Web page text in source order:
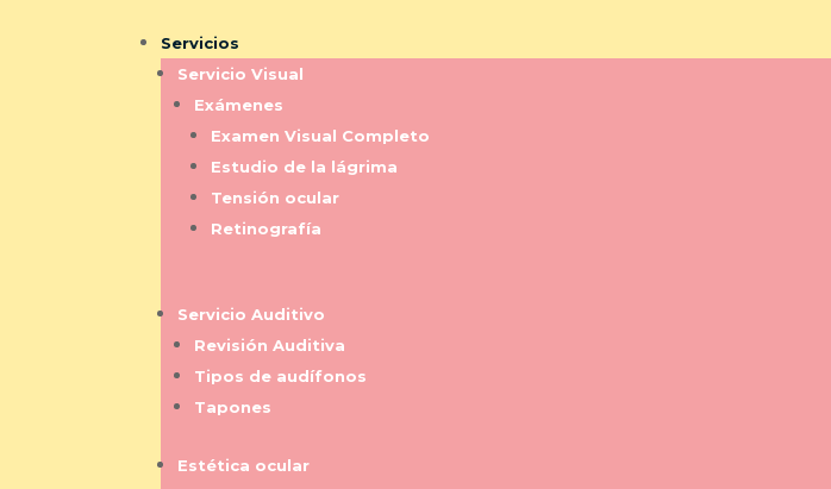
Servicios
Servicio Visual
Exámenes
Examen Visual Completo
Estudio de la lágrima
Tensión ocular
Retinografía
Servicio Auditivo
Revisión Auditiva
Tipos de audífonos
Tapones
Estética ocular